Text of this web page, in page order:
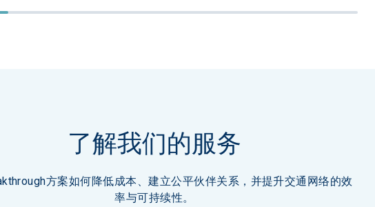
了解我们的服务
方案如何降低成本、建立公平伙伴关系，并提升交通网络的效
率与可持续性。